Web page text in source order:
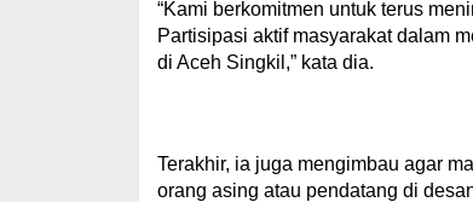
“Kami berkomitmen untuk terus
Partisipasi aktif masyarakat dalam
di Aceh Singkil,” kata dia.
Terakhir, ia juga mengimbau agar
orang asing atau pendatang di